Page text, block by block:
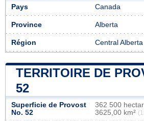
Pays Canada
Province Alberta
Région Central Alberta
TERRITOIRE DE
52
Superficie de Provost
No. 52
362 500
3625,00 km²